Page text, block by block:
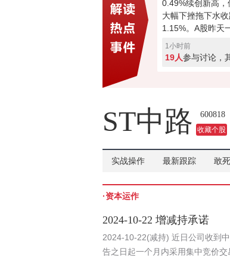
0.49%续创新高
大幅下挫拖下水
1.15%。A股昨天
将要面对3943和
上中美科技摩擦
1小时前
19人参与讨论，
ST中路600818
收藏个股
实战操作 最新跟踪 敢
·资本运作
2024-10-22 增减持承诺
2024-10-22(减持) 近日公司收到
告之日起一个月内采用集中竞价交